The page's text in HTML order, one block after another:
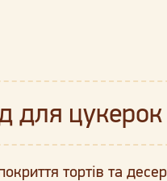
цукерок
тортів та